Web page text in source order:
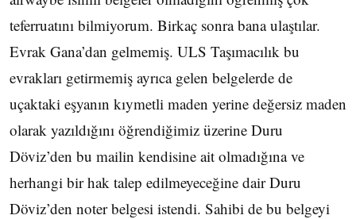
teferruatını bilmiyorum. Birkaç sonra bana ulaştılar.
Evrak Gana’dan gelmemiş. ULS Taşımacılık bu
evrakları getirmemiş ayrıca gelen belgelerde de
uçaktaki eşyanın kıymetli maden yerine değersiz maden
olarak yazıldığını öğrendiğimiz üzerine Duru
Döviz’den bu mailin kendisine ait olmadığına ve
herhangi bir hak talep edilmeyeceğine dair Duru
Döviz’den noter belgesi istendi. Sahibi de bu belgeyi